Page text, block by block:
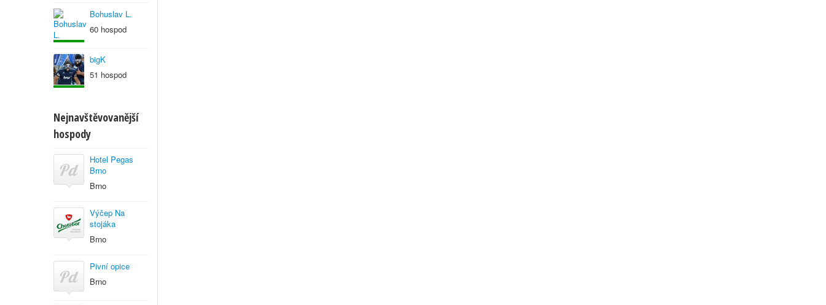
Bohuslav L.
60 hospod
bigK
51 hospod
Nejnavštěvovanější
hospody
Hotel Pegas
Brno
Brno
Výčep Na
stojáka
Brno
Pivní opice
Brno